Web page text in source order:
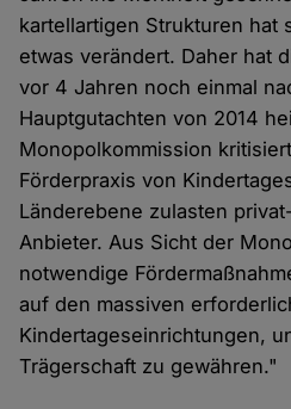
kartellartigen Strukturen hat
etwas verändert. Daher hat
vor 4 Jahren noch einmal
Hauptgutachten von 2014
Monopolkommission
Förderpraxis von
Länderebene zulasten
Anbieter. Aus Sicht der
notwendige
auf den massiven
Kindertageseinrichtungen,
Trägerschaft zu gewähren."